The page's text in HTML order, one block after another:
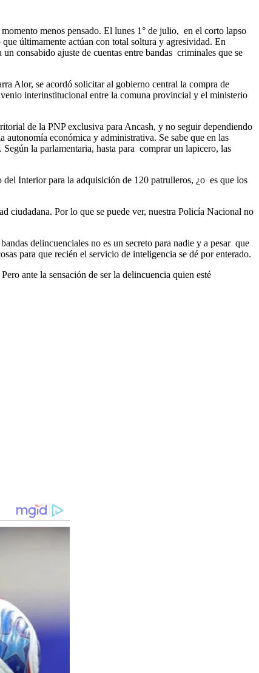
menos pensado. El lunes 1° de julio, en el corto lapso
que últimamente actúan con total soltura y agresividad. En
consabido ajuste de cuentas entre bandas criminales que se
Alor, se acordó solicitar al gobierno central la compra de
interinstitucional entre la comuna provincial y el ministerio
de la PNP exclusiva para Ancash, y no seguir dependiendo
autonomía económica y administrativa. Se sabe que en las
la parlamentaria, hasta para comprar un lapicero, las
Interior para la adquisición de 120 patrulleros, ¿o es que los
ciudadana. Por lo que se puede ver, nuestra Policía Nacional no
delincuenciales no es un secreto para nadie y a pesar que
para que recién el servicio de inteligencia se dé por enterado.
ante la sensación de ser la delincuencia quien esté